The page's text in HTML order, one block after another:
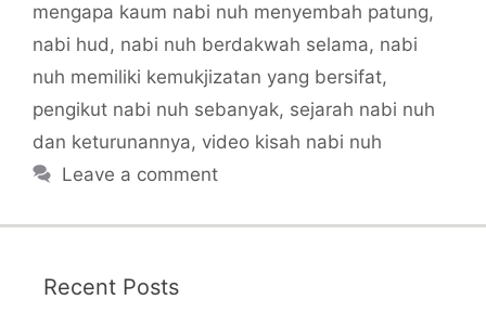
mengapa kaum nabi nuh menyembah patung,
nabi hud, nabi nuh berdakwah selama, nabi
nuh memiliki kemukjizatan yang bersifat,
pengikut nabi nuh sebanyak, sejarah nabi nuh
dan keturunannya, video kisah nabi nuh
Leave a comment
Recent Posts